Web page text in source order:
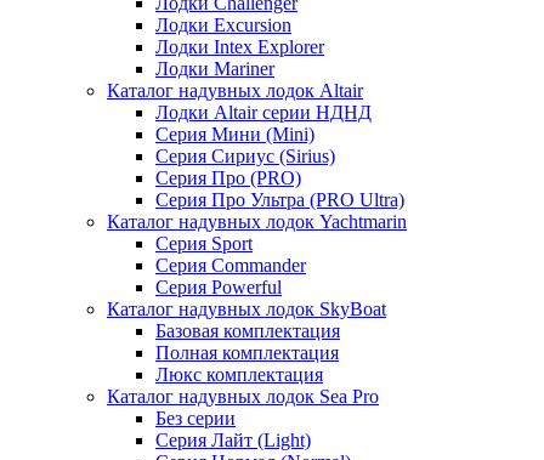
Лодки Excursion
Лодки Intex Explorer
Лодки Mariner
Каталог надувных лодок Altair
Лодки Altair серии НДНД
Серия Мини (Mini)
Серия Сириус (Sirius)
Серия Про (PRO)
Серия Про Ультра (PRO Ultra)
Каталог надувных лодок Yachtmarin
Серия Sport
Серия Commander
Серия Powerful
Каталог надувных лодок SkyBoat
Базовая комплектация
Полная комплектация
Люкс комплектация
Каталог надувных лодок Sea Pro
Без серии
Серия Лайт (Light)